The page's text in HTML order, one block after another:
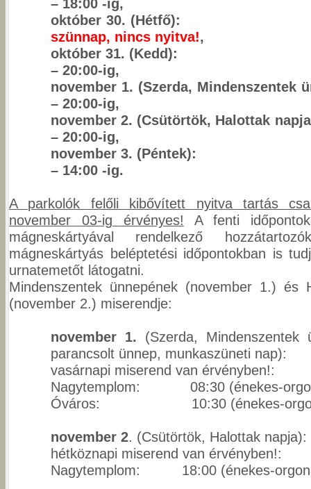
– 18:00 -ig,
október 30.
szünnap, nincs nyitva!,
október 31.
– 20:00-ig,
november 1. (Szerda,
– 20:00-ig,
november 2. (Csütörtök,
– 20:00-ig,
november 3.
– 14:00 -ig.
A parkolók felőli kibővített nyitva tartás
november 03-ig érvényes! A fenti
mágneskártyával rendelkező
mágneskártyás beléptetési időpontokban is
urnatemetőt látogatni.
Mindenszentek ünnepének (november 1.) és
(november 2.) miserendje:
november 1. (Szerda, Mindenszentek
parancsolt ünnep, munkaszüneti nap):
vasárnapi miserend van érvényben!:
Nagytemplom: 08:30 (énekes-
Óváros: 10:30 (énekes-
november 2. (Csütörtök, Halottak napja):
hétköznapi miserend van érvényben!:
Nagytemplom: 18:00 (énekes-